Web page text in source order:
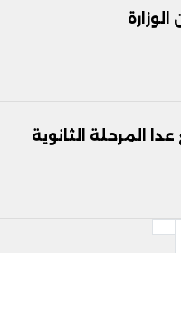
المرحلة الثانوية